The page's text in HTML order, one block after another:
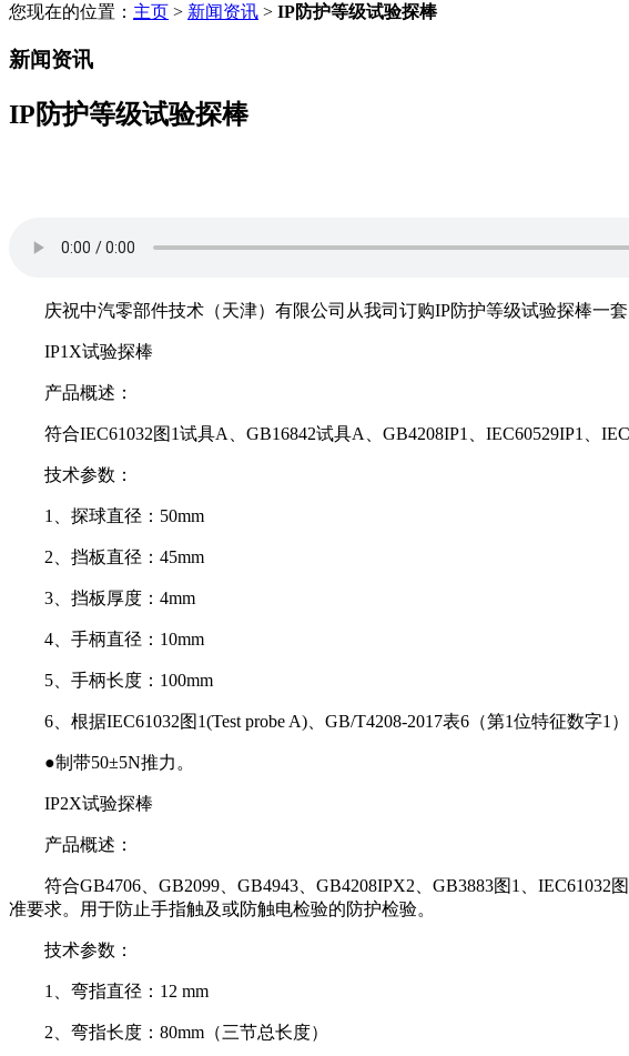
您现在的位置： 主页 > 新闻资讯 > IP防护等级试验探棒
新闻资讯
IP防护等级试验探棒
庆祝中汽零部件技术（天津）有限公司从我司订购IP防护等级试验探棒一套
IP1X试验探棒
产品概述：
符合IEC61032图1试具A、GB16842试具A、GB4208IP1、IEC60529IP1、
技术参数：
1、探球直径：50mm
2、挡板直径：45mm
3、挡板厚度：4mm
4、手柄直径：10mm
5、手柄长度：100mm
6、根据IEC61032图1(Test probe A)、GB/T4208-2017表6（第1位特征数字1）
●制带50±5N推力。
IP2X试验探棒
产品概述：
符合GB4706、GB2099、GB4943、GB4208IPX2、GB3883图1、IEC61032
准要求。用于防止手指触及或防触电检验的防护检验。
技术参数：
1、弯指直径：12 mm
2、弯指长度：80mm（三节总长度）